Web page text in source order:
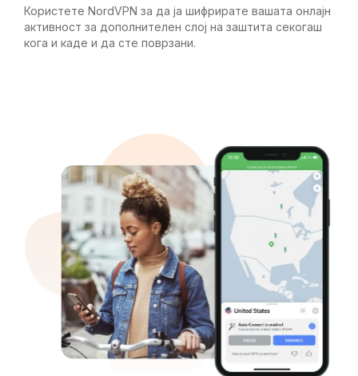
Користете NordVPN за да ја шифрирате вашата онлајн
активност за дополнителен слој на заштита секогаш
кога и каде и да сте поврзани.